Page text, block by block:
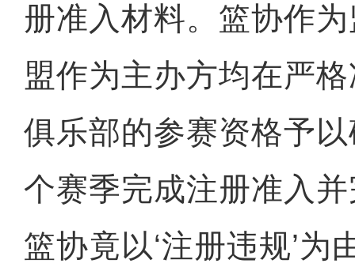
册准入材料。篮协作
盟作为主办方均在严
俱乐部的参赛资格予
个赛季完成注册准入
篮协竟以‘注册违规’为